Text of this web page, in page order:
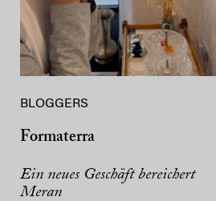
BLOGGERS
Formaterra
Ein neues Geschäft bereichert
Meran